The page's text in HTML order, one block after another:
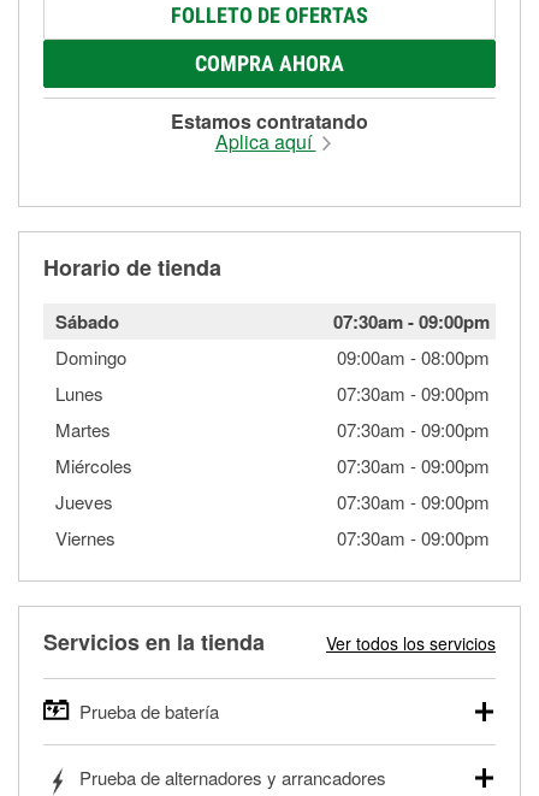
FOLLETO DE OFERTAS
COMPRA AHORA
Estamos contratando
Aplica aquí
Horario de tienda
Sábado 07:30am-09:00pm
Domingo 09:00am -08:00pm
Lunes
07:30am -09:00pm
Martes
07:30am -09:00pm
Miércoles
07:30am -09:00pm
Jueves
07:30am -09:00pm
Viernes
07:30am -09:00pm
Servicios en la tienda Ver todos los servicios
Prueba de batería
autos, camionetas, SUVs, vehículos comerciales y
Prueba de alternadores y arrancadores